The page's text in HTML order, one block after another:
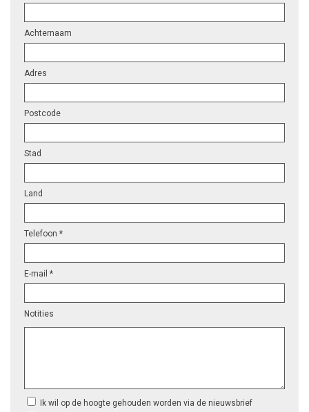
Achternaam
Adres
Postcode
Stad
Land
Telefoon *
E-mail *
Notities
Ik wil op de hoogte gehouden worden via de nieuwsbrief